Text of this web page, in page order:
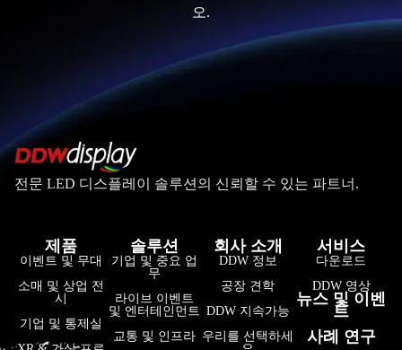
오.
전문 LED 디스플레이 솔루션의 신뢰할 수 있는 파트너.
제품
이벤트 및 무대
소매 및 상업 전
시
기업 및 통제실
솔루션
기업 및 중요 업
무
라이브 이벤트
및 엔터테인먼트
교통 및 인프라
회사 소개
DDW 정보
공장 견학
DDW 지속가능
우리를 선택하세
서비스
다운로드
DDW 영상
뉴스 및 이벤
트
사례 연구
Tiếng Việt
Bahasa Indonesia
हिन्दी
فارسی